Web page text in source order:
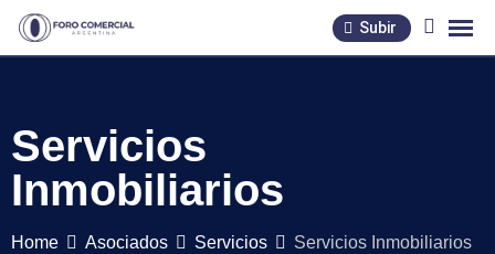
Skip
Subir
Servicios
Inmobiliarios
Home Asociados Servicios Servicios Inmobiliarios